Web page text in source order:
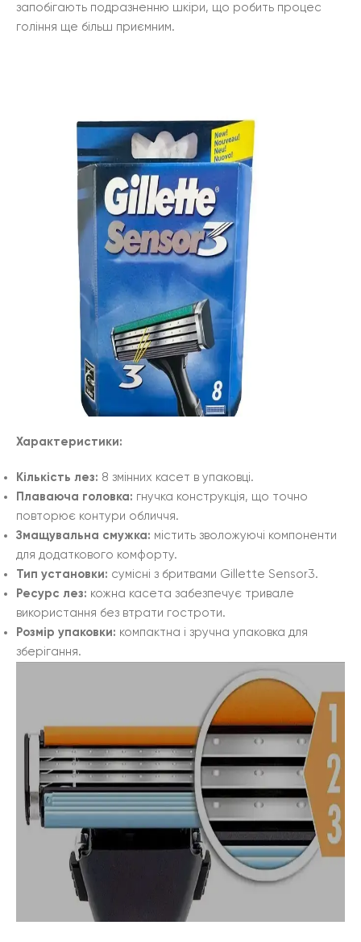
запобігають подразненню шкіри, що робить процес
гоління ще більш приємним.
Характеристики:
Кількість лез: 8 змінних касет в упаковці.
Плаваюча головка: гнучка конструкція, що точно
повторює контури обличчя.
Змащувальна смужка: містить зволожуючі компоненти
для додаткового комфорту.
Тип установки: сумісні з бритвами Gillette Sensor3.
Ресурс лез: кожна касета забезпечує тривале
використання без втрати гостроти.
Розмір упаковки: компактна і зручна упаковка для
зберігання.